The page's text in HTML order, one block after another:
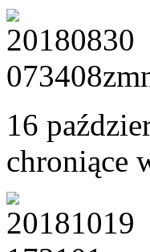
16
chroniące